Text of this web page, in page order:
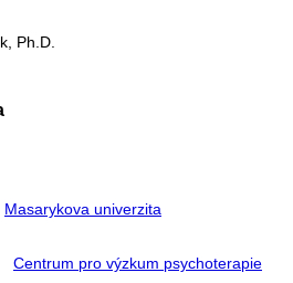
Ph.D.
Masarykova univerzita
Centrum pro výzkum psychoterapie